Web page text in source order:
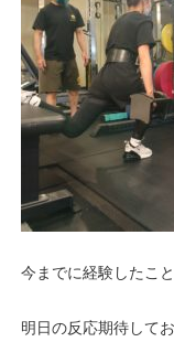
今までに経験したこ
明日の反応期待して